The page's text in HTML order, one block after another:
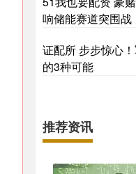
响储能赛道突围战
证配所 步步惊心
的3种可能
推荐资讯